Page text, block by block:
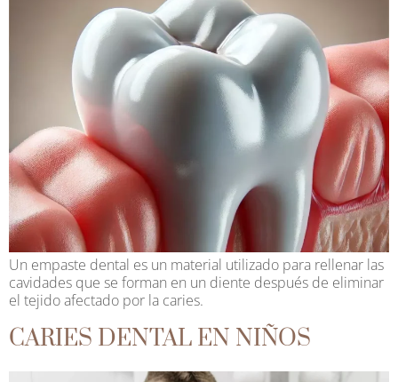
Un empaste dental es un material utilizado para rellenar las
cavidades que se forman en un diente después de eliminar
el tejido afectado por la caries.
CARIES DENTAL EN NIÑOS